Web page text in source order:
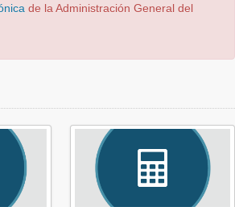
de la Administración General del